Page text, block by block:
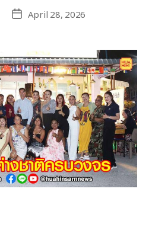
April 28, 2026